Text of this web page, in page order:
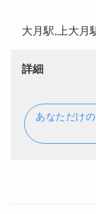
大月駅,上大月
詳細
あなただけ